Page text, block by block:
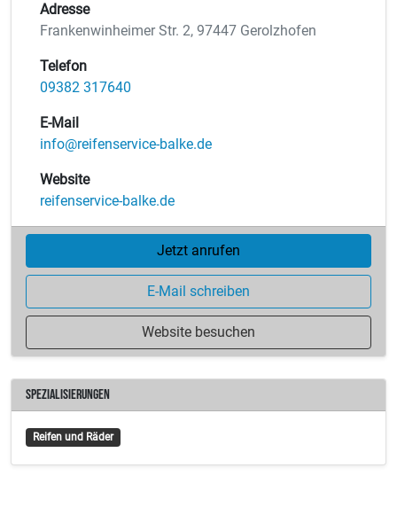
Adresse
Frankenwinheimer Str. 2, 97447 Gerolzhofen
Telefon
09382 317640
E-Mail
info@reifenservice-balke.de
Website
reifenservice-balke.de
Jetzt anrufen
E-Mail schreiben
Website besuchen
Spezialisierungen
Reifen und Räder